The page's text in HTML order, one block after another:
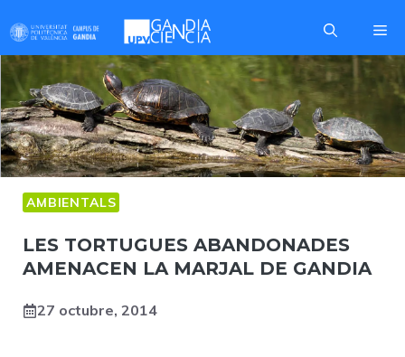
to
content
AMBIENTALS
LES TORTUGUES ABANDONADES
AMENACEN LA MARJAL DE GANDIA
27 octubre, 2014